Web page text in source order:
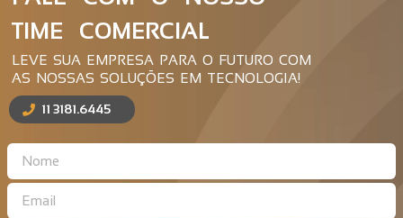
TIME COMERCIAL
LEVE SUA EMPRESA PARA O FUTURO COM
AS NOSSAS SOLUÇÕES EM TECNOLOGIA!
11 3181.6445